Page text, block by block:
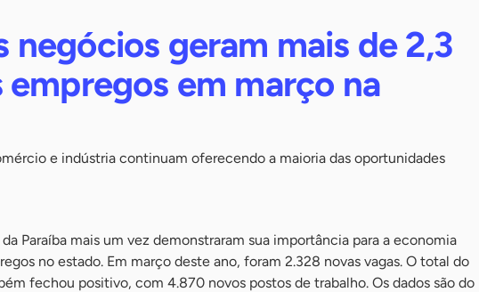
negócios geram mais de 2,3
empregos em março na
e indústria continuam oferecendo a maioria das oportunidades
Paraíba mais um vez demonstraram sua importância para a economia
no estado. Em março deste ano, foram 2.328 novas vagas. O total do
fechou positivo, com 4.870 novos postos de trabalho. Os dados são do